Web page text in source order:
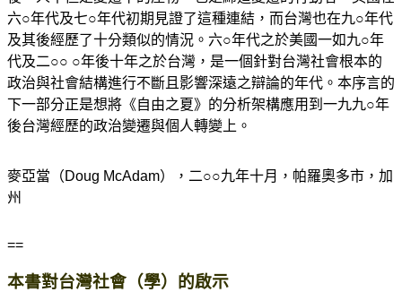
六○年代及七○年代初期見證了這種連結，而台灣也在九○年代
及其後經歷了十分類似的情況。六○年代之於美國一如九○年
代及二○○ ○年後十年之於台灣，是一個針對台灣社會根本的
政治與社會結構進行不斷且影響深遠之辯論的年代。本序言的
下一部分正是想將《自由之夏》的分析架構應用到一九九○年
後台灣經歷的政治變遷與個人轉變上。
麥亞當（Doug McAdam），二○○九年十月，帕羅奧多市，加
州
==
本書對台灣社會（學）的啟示